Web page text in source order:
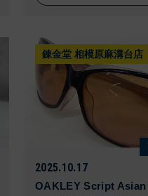
錬金堂 相模原麻溝台店
2025.10.17
OAKLEY Script Asian